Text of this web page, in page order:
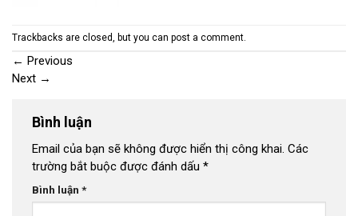
Trackbacks are closed, but you can post a comment.
← Previous
Next →
Bình luận
Email của bạn sẽ không được hiển thị công khai. Các
trường bắt buộc được đánh dấu *
Bình luận *